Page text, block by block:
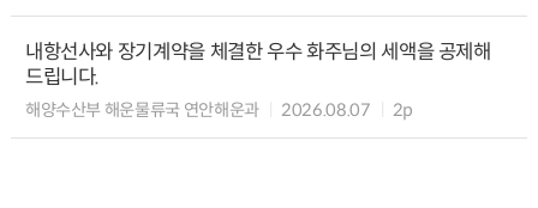
내항선사와 장기계약을 체결한 우수 화주님의 세액을 공제해
드립니다.
해양수산부 해운물류국 연안해운과 2026.08.07 2p